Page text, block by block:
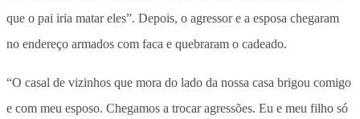
que o pai iria matar eles”. Depois, o agressor e a esposa chegaram
no endereço armados com faca e quebraram o cadeado.
“O casal de vizinhos que mora do lado da nossa casa brigou comigo
e com meu esposo. Chegamos a trocar agressões. Eu e meu filho só